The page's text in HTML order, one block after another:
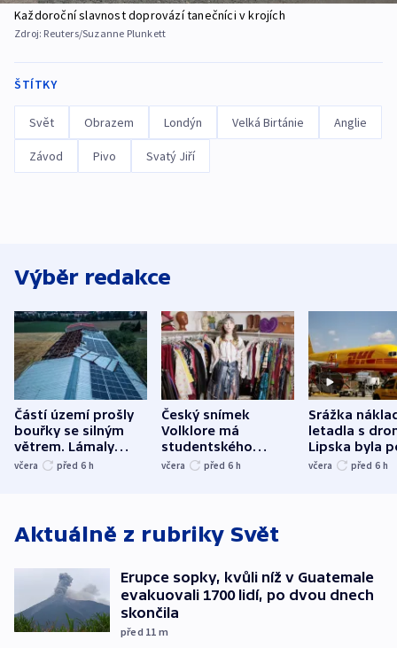
Každoroční slavnost doprovází tanečníci v krojích
Zdroj: Reuters/Suzanne Plunkett
ŠTÍTKY
Svět Obrazem Londýn Velká Birtánie Anglie
Závod Pivo Svatý Jiří
Výběr redakce
Částí území prošly
bouřky se silným
větrem. Lámaly
stromy a poničily
včera před 6 h
Český snímek
Volklore má
studentského
Oscara, zabojuje o
včera před 6 h
Srážka
letadla s
Lipska byla
německého
včera před 6 h
Aktuálně z rubriky Svět
Erupce sopky, kvůli níž v Guatemale
evakuovali 1700 lidí, po dvou dnech
skončila
před 11 m